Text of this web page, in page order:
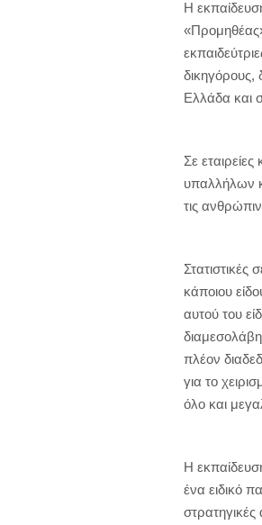
Η
δικηγόρους,
Ελλάδα και
Σε
υπαλλήλων
τις
κάποιου
αυτού του
πλέον
για το
όλο και
Η
ένα ειδικό